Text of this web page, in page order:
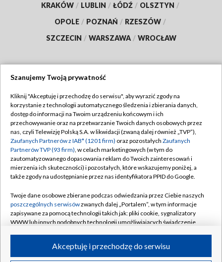
KRAKÓW / LUBLIN / ŁÓDŹ / OLSZTYN /
OPOLE / POZNAŃ / RZESZÓW /
SZCZECIN / WARSZAWA / WROCŁAW
TVP
Abonament TVP
Emisja w TVP
Centrum informacji TVP
Naziemna Telewizja Cyfrowa
Rada Programowa
System NOS
Informacje o nadawcy
Program dla prasy
Regulamin TVP
Polityka prywatności
Moje zgody
Pomoc
Kontakt
Kanały
Szanujemy Twoją prywatność
Kliknij "Akceptuję i przechodzę do serwisu", aby wyrazić zgody na
korzystanie z technologii automatycznego śledzenia i zbierania danych,
dostęp do informacji na Twoim urządzeniu końcowym i ich
przechowywanie oraz na przetwarzanie Twoich danych osobowych przez
nas, czyli Telewizję Polską S.A. w likwidacji (zwaną dalej również „TVP”),
Zaufanych Partnerów z IAB* (1201 firm) oraz pozostałych Zaufanych
Partnerów TVP (93 firm), w celach marketingowych (w tym do
zautomatyzowanego dopasowania reklam do Twoich zainteresowań i
mierzenia ich skuteczności) i pozostałych, które wskazujemy poniżej, a
także zgody na udostępnianie przez nas identyfikatora PPID do Google.
Twoje dane osobowe zbierane podczas odwiedzania przez Ciebie naszych
poszczególnych serwisówzwanych dalej „Portalem”, w tym informacje
zapisywane za pomocą technologii takich jak: pliki cookie, sygnalizatory
WWW lub innych podobnych technologii umożliwiających świadczenie
ruchu w Internecie.Akceptuję i przechodzę do serwisu